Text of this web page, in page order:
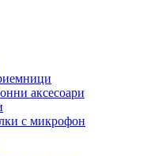
аксесоари
с микрофон